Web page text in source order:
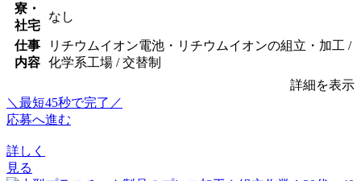
寮・
社宅
なし
仕事
内容
リチウムイオン電池・リチウムイオンの組立・加工 /
化学系工場 / 交替制
詳細を表示
＼最短45秒で完了／
応募へ進む
詳しく
見る